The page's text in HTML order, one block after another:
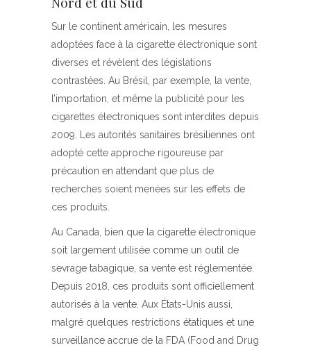
Sur le continent américain, les mesures
adoptées face à la cigarette électronique sont
diverses et révèlent des législations
contrastées. Au Brésil, par exemple, la vente,
l’importation, et même la publicité pour les
cigarettes électroniques sont interdites depuis
2009. Les autorités sanitaires brésiliennes ont
adopté cette approche rigoureuse par
précaution en attendant que plus de
recherches soient menées sur les effets de
ces produits.
Au Canada, bien que la cigarette électronique
soit largement utilisée comme un outil de
sevrage tabagique, sa vente est réglementée.
Depuis 2018, ces produits sont officiellement
autorisés à la vente. Aux États-Unis aussi,
malgré quelques restrictions étatiques et une
surveillance accrue de la FDA (Food and Drug